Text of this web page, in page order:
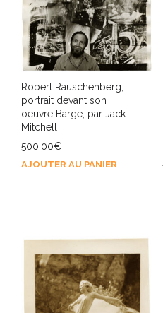
Robert Rauschenberg,
portrait devant son
oeuvre Barge, par Jack
Mitchell
500,00€
AJOUTER AU PANIER